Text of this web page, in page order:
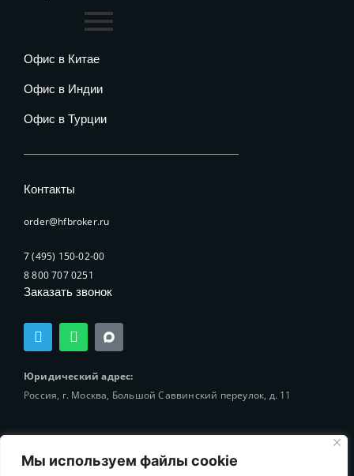
Мы используем файлы cookie
Офис в Китае
Офис в Индии
Офис в Турции
Контакты
order@hfbroker.ru
7 (495) 150-02-00
8 800 707 0251
Заказать звонок
T
e
l
e
g
r
W
h
a
t
s
a
Юридический адрес:
Россия, г. Москва, Большой Саввинский переулок, д. 11